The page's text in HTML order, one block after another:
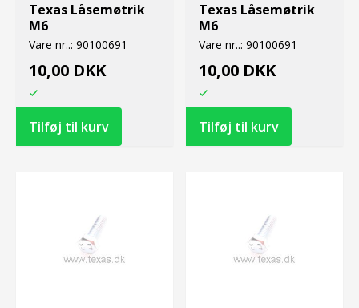
Texas Låsemøtrik
M6
Vare nr..: 90100691
10,00 DKK
Texas Låsemøtrik
M6
Vare nr..: 90100691
10,00 DKK